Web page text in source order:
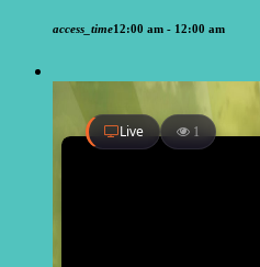
access_time12:00 am - 12:00 am